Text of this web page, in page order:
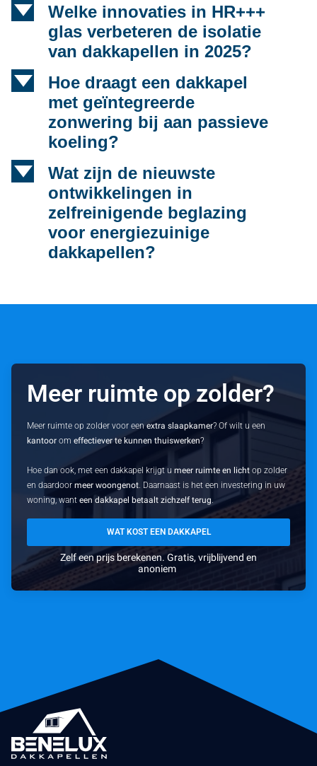
d
Welke innovaties in HR+++
glas verbeteren de isolatie
van dakkapellen in 2025?
d
Hoe draagt een dakkapel
met geïntegreerde
zonwering bij aan passieve
koeling?
d
Wat zijn de nieuwste
ontwikkelingen in
zelfreinigende beglazing
voor energiezuinige
dakkapellen?
Meer ruimte op zolder?
Meer ruimte op zolder voor eenextra slaapkamer? Of wilt u een
kantoor omeffectiever te kunnen thuiswerken?
Hoe dan ook, met een dakkapel krijgt umeer ruimte en licht op zolder
en daardoormeer woongenot . Daarnaast is het een investering in uw
woning, wanteen dakkapel betaalt zichzelf terug
WAT KOST EEN DAKKAPEL
Zelf een prijs berekenen. Gratis, vrijblijvend en
anoniem